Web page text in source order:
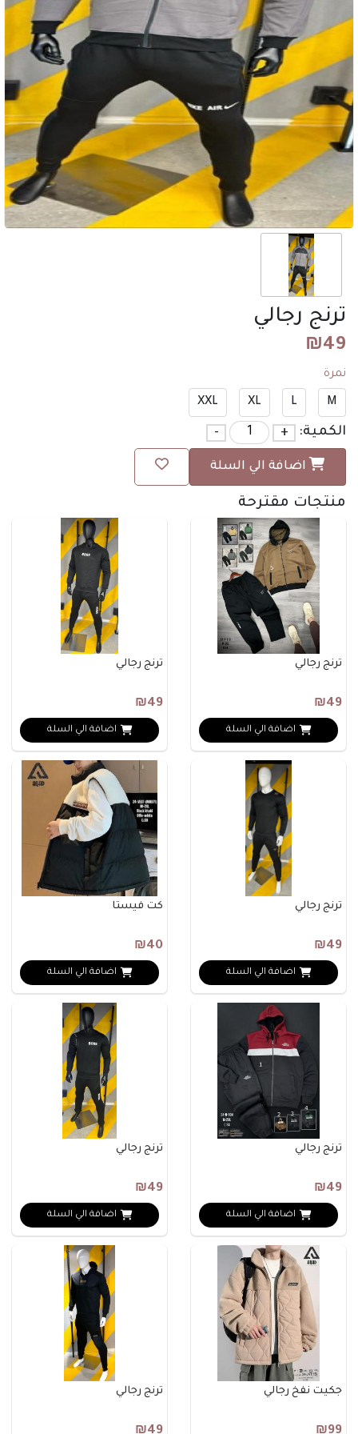
ترنج رجالي
₪49
نمرة
M
L
XL
XXL
الكمية: +
-
اضافة الي السلة
منتجات مقترحة
ترنج رجالي
₪49
اضافة الي السلة
ترنج رجالي
₪49
اضافة الي السلة
ترنج رجالي
₪49
اضافة الي السلة
كت فيستا
₪40
اضافة الي السلة
ترنج رجالي
₪49
اضافة الي السلة
ترنج رجالي
₪49
اضافة الي السلة
جكيت نفخ رجالي
₪99
ترنج رجالي
₪49